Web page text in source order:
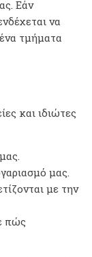
Εάν
να
τμήματα
και ιδιώτες
μας.
με την
πώς